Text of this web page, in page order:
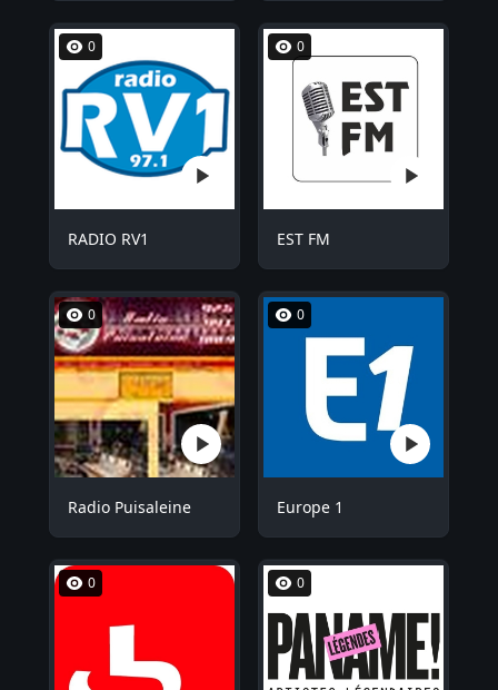
0
RADIO RV1
0
EST FM
0
Radio Puisaleine
0
Europe 1
0 0